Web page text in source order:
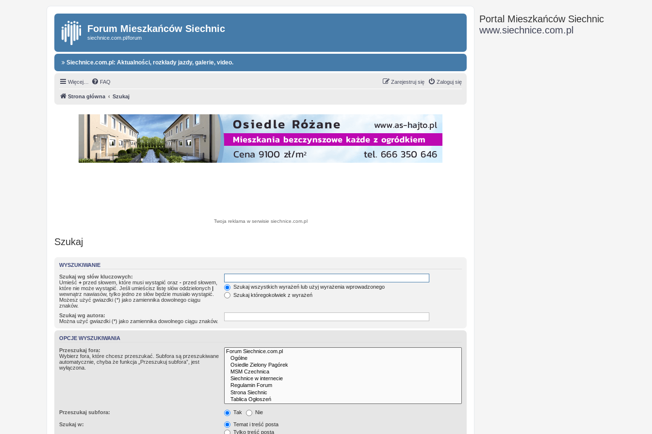
Forum Mieszkańców Siechnic
siechnice.com.pl/forum
Siechnice.com.pl: Aktualności, rozkłady jazdy, galerie, video.
Więcej… FAQ Zaloguj się
Zarejestruj się
Strona główna Szukaj
Twoja reklama w serwisie siechnice.com.pl
Szukaj
WYSZUKIWANIE
Szukaj wg słów kluczowych:
Umieść + przed słowem, które musi wystąpić oraz - przed słowem,
które nie może wystąpić. Jeśli umieścisz listę słów oddzielonych |
wewnątrz nawiasów, tylko jedno ze słów będzie musiało wystąpić.
Możesz użyć gwiazdki (*) jako zamiennika dowolnego ciągu
znaków.
Szukaj wszystkich wyrażeń lub użyj wyrażenia wprowadzonego
Szukaj któregokolwiek z wyrażeń
Szukaj wg autora:
Można użyć gwiazdki (*) jako zamiennika dowolnego ciągu znaków.
OPCJE WYSZUKIWANIA
Przeszukaj fora:
Wybierz fora, które chcesz przeszukać. Subfora są przeszukiwane
automatycznie, chyba że funkcja „Przeszukuj subfora”, jest
wyłączona.
Przeszukaj subfora: Tak Nie
Szukaj w:
Temat i treść posta
Tylko treść posta
Portal Mieszkańców Siechnic
www.siechnice.com.pl